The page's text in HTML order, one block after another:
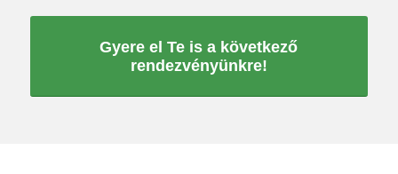
Gyere el Te is a következő
rendezvényünkre!